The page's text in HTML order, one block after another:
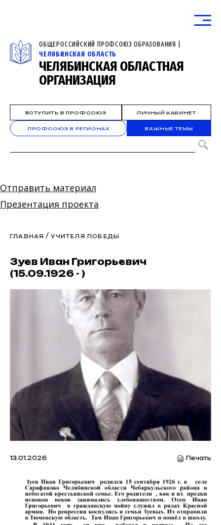
ОБЩЕРОССИЙСКИЙ ПРОФСОЮЗ ОБРАЗОВАНИЯ |
ЧЕЛЯБИНСКАЯ ОБЛАСТЬ
ЧЕЛЯБИНСКАЯ ОБЛАСТНАЯ
ОРГАНИЗАЦИЯ
ВСТУПИТЬ В ПРОФСОЮЗ ЛИЧНЫЙ КАБИНЕТ
ПРОФСОЮЗ В РЕГИОНАХ ВАЖНЫЕ ТЕМЫ
Отправить материал
Презентация проекта
ГЛАВНАЯ /УЧИТЕЛЯ ПОБЕДЫ
Зуев Иван Григорьевич
(15.09.1926 - )
13.01.2026 Печать